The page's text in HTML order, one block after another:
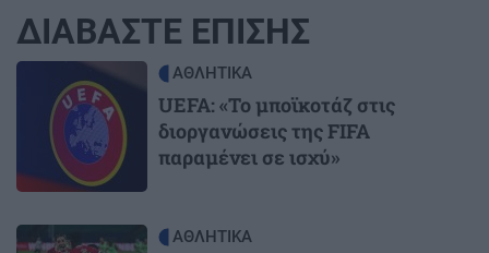
ΔΙΑΒΑΣΤΕ ΕΠΙΣΗΣ
ΑΘΛΗΤΙΚΑ
UEFA: «Το μποϊκοτάζ στις
διοργανώσεις της FIFA
παραμένει σε ισχύ»
Image ΑΘΛΗΤΙΚΑ